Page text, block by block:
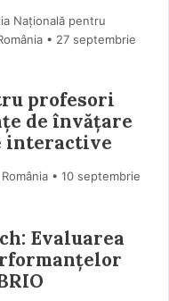
Națională pentru
27 septembrie
profesori
de învățare
interactive
10 septembrie
Evaluarea